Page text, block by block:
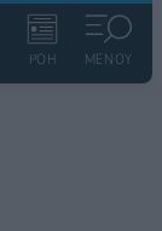
ΡΟΗ ΜΕΝΟΥ